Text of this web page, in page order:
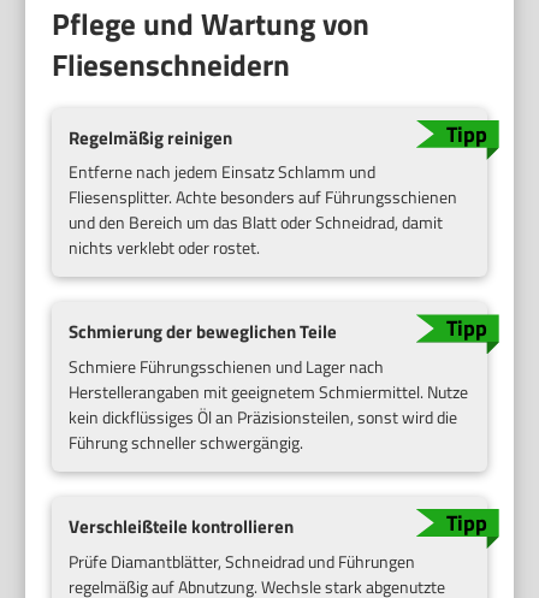
Pflege und Wartung von
Fliesenschneidern
Regelmäßig reinigen
Entferne nach jedem Einsatz Schlamm und
Fliesensplitter. Achte besonders auf Führungsschienen
und den Bereich um das Blatt oder Schneidrad, damit
nichts verklebt oder rostet.
Schmierung der beweglichen Teile
Schmiere Führungsschienen und Lager nach
Herstellerangaben mit geeignetem Schmiermittel. Nutze
kein dickflüssiges Öl an Präzisionsteilen, sonst wird die
Führung schneller schwergängig.
Verschleißteile kontrollieren
Prüfe Diamantblätter, Schneidrad und Führungen
regelmäßig auf Abnutzung. Wechsle stark abgenutzte